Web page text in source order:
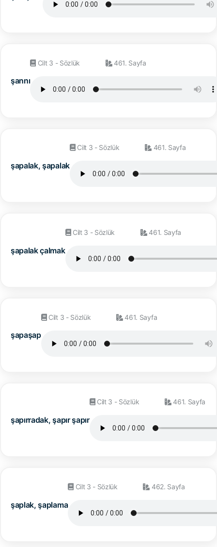
şannı
Cilt 3 - Sözlük 461. Sayfa
şapalak, şapalak
Cilt 3 - Sözlük 461. Sayfa
şapalak çalmak
Cilt 3 - Sözlük 461. Sayfa
şapaşap
Cilt 3 - Sözlük 461. Sayfa
şapırradak, şapır şapır
Cilt 3 - Sözlük 461. Sayfa
şaplak, şaplama
Cilt 3 - Sözlük 462. Sayfa